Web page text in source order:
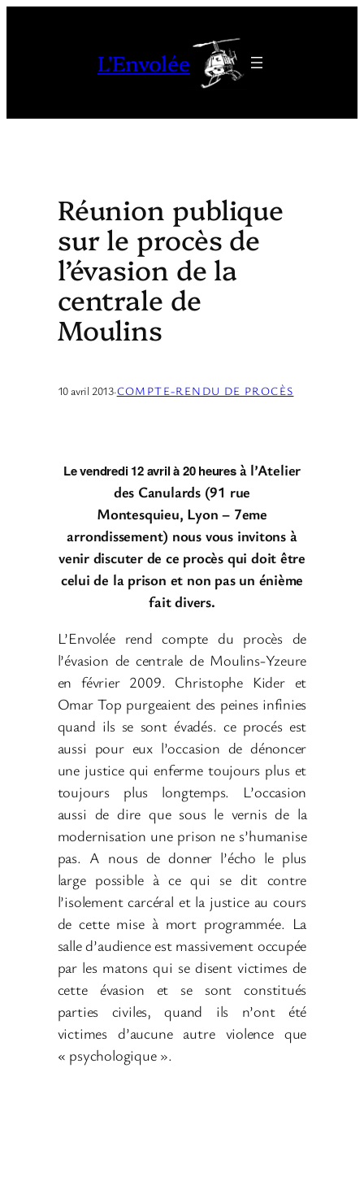
L'Envolée
Réunion publique
sur le procès de
l’évasion de la
centrale de
Moulins
10 avril 2013·COMPTE-RENDU DE PROCÈS
Le vendredi 12 avril à 20 heuresà l’Atelier
des Canulards (91 rue
Montesquieu, Lyon – 7eme
arrondissement) nous vous invitons à
venir discuter de ce procès qui doit être
celui de la prison et non pas un énième
fait divers.
L’Envolée rend compte du procès de
l’évasion de centrale de Moulins-Yzeure
en février 2009. Christophe Kider et
Omar Top purgeaient des peines infinies
quand ils se sont évadés. ce procés est
aussi pour eux l’occasion de dénoncer
une justice qui enferme toujours plus et
toujours plus longtemps. L’occasion
aussi de dire que sous le vernis de la
modernisation une prison ne s’humanise
pas. A nous de donner l’écho le plus
large possible à ce qui se dit contre
l’isolement carcéral et la justice au cours
de cette mise à mort programmée. La
salle d’audience est massivement occupée
par les matons qui se disent victimes de
cette évasion et se sont constitués
parties civiles, quand ils n’ont été
victimes d’aucune autre violence que
« psychologique ».